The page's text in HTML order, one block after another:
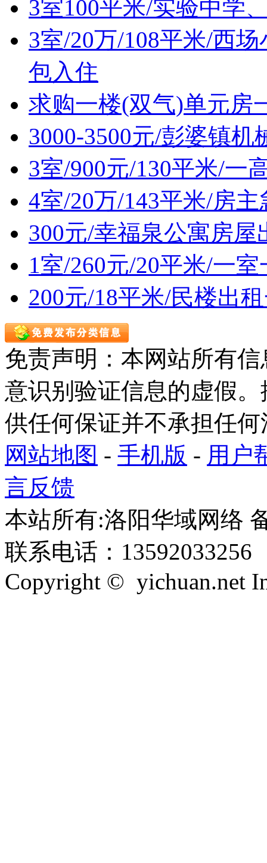
3室100平米/实验中学
3室/20万/108平米/西
包入住
求购一楼(双气)单元房
3000-3500元/彭婆镇
3室/900元/130平米/一
4室/20万/143平米/房
300元/幸福泉公寓房屋
1室/260元/20平米/一
200元/18平米/民楼出
免责声明：本网站所有
意识别验证信息的虚假
供任何保证并不承担任
网站地图 - 手机版 - 用户
言反馈
本站所有:洛阳华域网络
联系电话：13592033256
Copyright © yichuan.net